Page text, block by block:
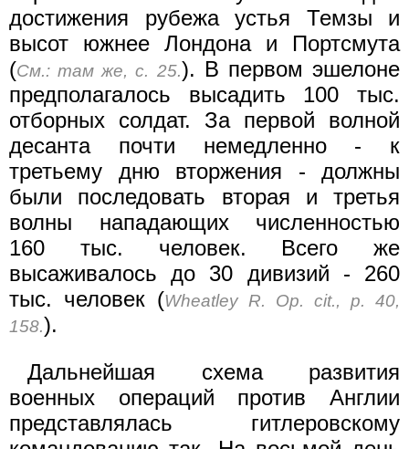
достижения рубежа устья Темзы и
высот южнее Лондона и Портсмута
(См.: там же, с. 25.). В первом эшелоне
предполагалось высадить 100 тыс.
отборных солдат. За первой волной
десанта почти немедленно - к
третьему дню вторжения - должны
были последовать вторая и третья
волны нападающих численностью
160 тыс. человек. Всего же
высаживалось до 30 дивизий - 260
тыс. человек (Wheatley R. Op. cit., p. 40,
158.).
Дальнейшая схема развития
военных операций против Англии
представлялась гитлеровскому